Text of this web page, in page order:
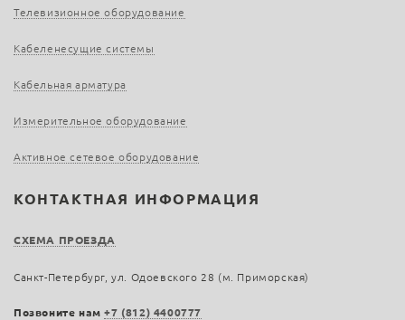
Телевизионное оборудование
Кабеленесущие системы
Кабельная арматура
Измерительное оборудование
Активное сетевое оборудование
КОНТАКТНАЯ ИНФОРМАЦИЯ
СХЕМА ПРОЕЗДА
Санкт-Петербург, ул. Одоевского 28 (м. Приморская)
Позвоните нам+7 (812) 4400777